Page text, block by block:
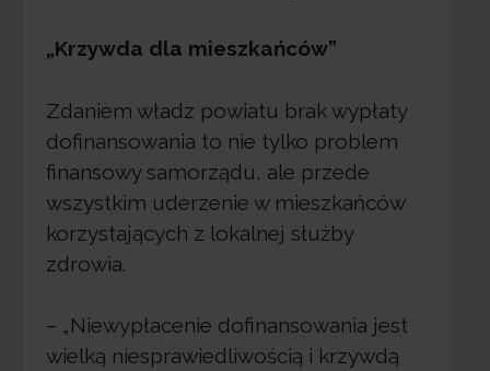
„Krzywda dla mieszkańców”
Zdaniem władz powiatu brak wypłaty
dofinansowania to nie tylko problem
finansowy samorządu, ale przede
wszystkim uderzenie w mieszkańców
korzystających z lokalnej służby
zdrowia.
– „Niewypłacenie dofinansowania jest
wielką niesprawiedliwością i krzywdą